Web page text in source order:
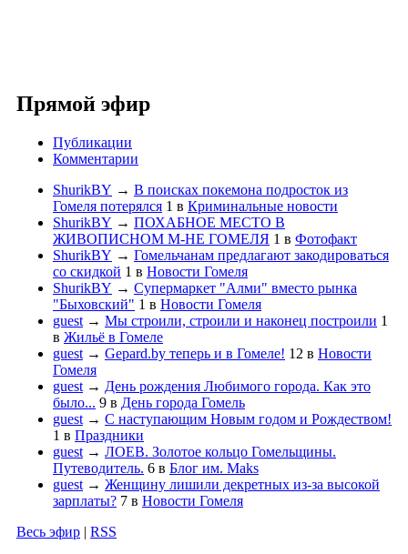
Прямой эфир
Публикации
Комментарии
ShurikBY → В поисках покемона подросток из
Гомеля потерялся 1 в Криминальные новости
ShurikBY → ПОХАБНОЕ МЕСТО В
ЖИВОПИСНОМ М-НЕ ГОМЕЛЯ 1 в Фотофакт
ShurikBY → Гомельчанам предлагают закодироваться
со скидкой 1 в Новости Гомеля
ShurikBY → Супермаркет "Алми" вместо рынка
"Быховский" 1 в Новости Гомеля
guest → Мы строили, строили и наконец построили 1
в Жильё в Гомеле
guest → Gepard.by теперь и в Гомеле! 12 в Новости
Гомеля
guest → День рождения Любимого города. Как это
было... 9 в День города Гомель
guest → С наступающим Новым годом и Рождеством!
1 в Праздники
guest → ЛОЕВ. Золотое кольцо Гомельщины.
Путеводитель. 6 в Блог им. Maks
guest → Женщину лишили декретных из-за высокой
зарплаты? 7 в Новости Гомеля
Весь эфир | RSS